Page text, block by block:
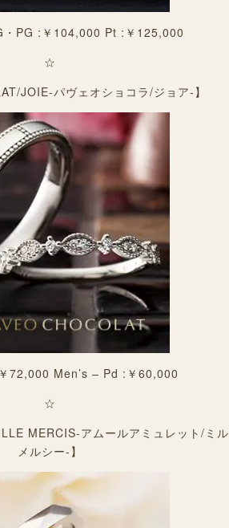
・PG :￥104,000 Pt :￥125,000
☆
JOIE-パヴェオショコラ/ジョア-】
72,000 Men’s – Pd :￥60,000
☆
MERCIS-アムールアミュレット/ミル
メルシー-】